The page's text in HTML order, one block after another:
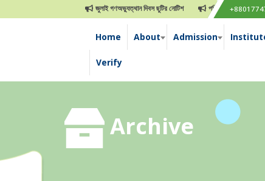
জুলাই গণঅভ্যুত্থান দিবস ছুটির নোটিশ পবিত্র ঈদুল আযহা ছুটির
Home About Admission
Verify
Archive